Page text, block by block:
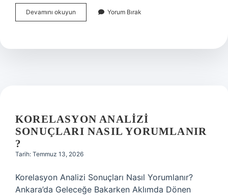
Devamını okuyun Kırlangıç
fırtınası
oldu
Yorum Bırak
KORELASYON ANALIZI
SONUÇLARI NASIL YORUMLANIR
?
Tarih: Temmuz 13, 2026
Korelasyon Analizi Sonuçları Nasıl Yorumlanır?
Ankara’da Geleceğe Bakarken Aklımda Dönen